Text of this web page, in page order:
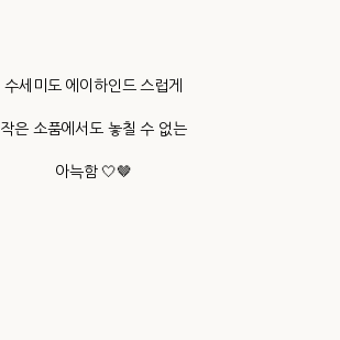
수세미도 에이하인드 스럽게
작은 소품에서도 놓칠 수 없는
아늑함 🤍🤎